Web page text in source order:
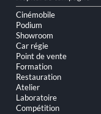
Cinémobile
Podium
Showroom
Car régie
Point de vente
Formation
Restauration
Atelier
Laboratoire
Compétition